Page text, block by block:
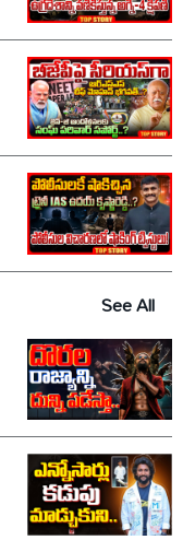
See All